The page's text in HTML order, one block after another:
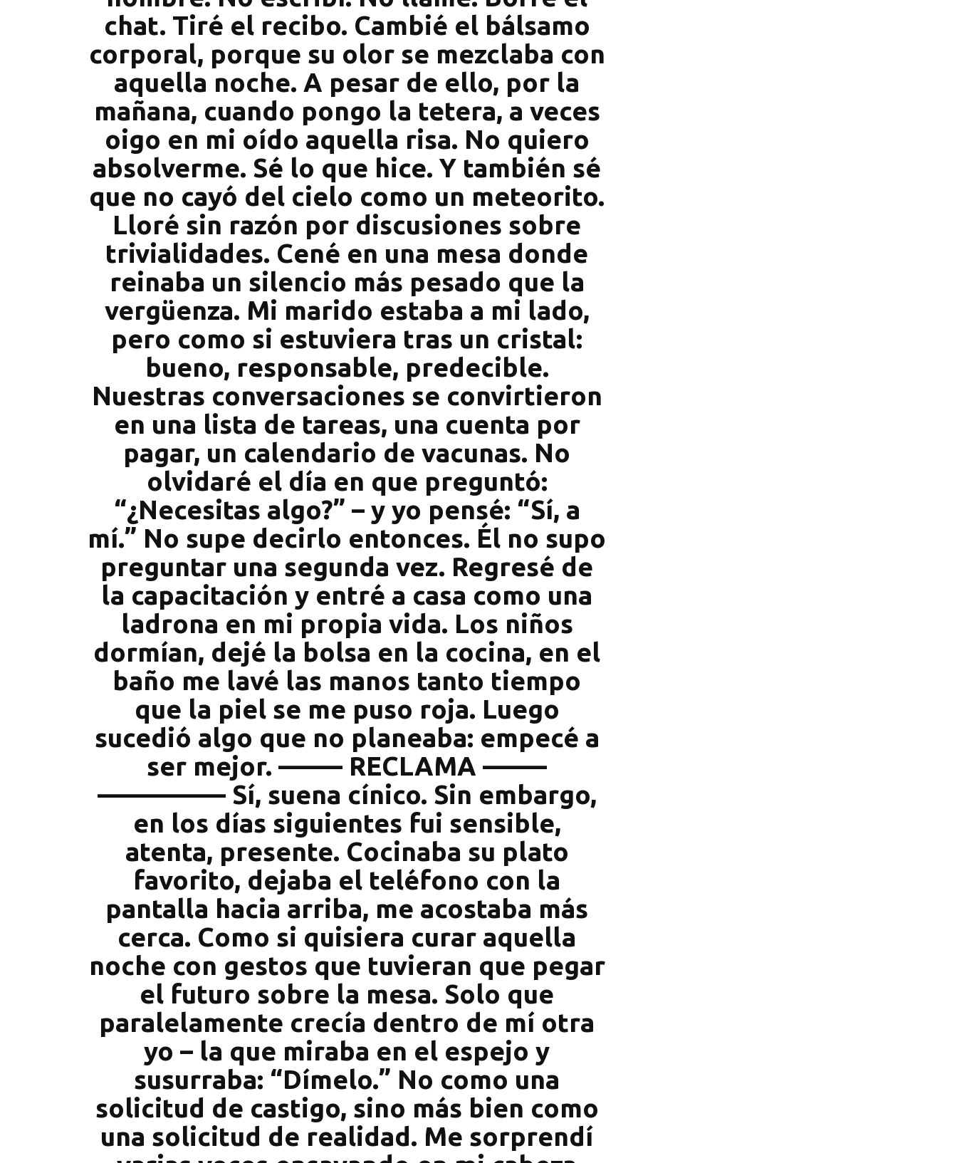
chat. Tiré el recibo. Cambié el bálsamo
corporal, porque su olor se mezclaba con
aquella noche. A pesar de ello, por la
mañana, cuando pongo la tetera, a veces
oigo en mi oído aquella risa. No quiero
absolverme. Sé lo que hice. Y también sé
que no cayó del cielo como un meteorito.
Lloré sin razón por discusiones sobre
trivialidades. Cené en una mesa donde
reinaba un silencio más pesado que la
vergüenza. Mi marido estaba a mi lado,
pero como si estuviera tras un cristal:
bueno, responsable, predecible.
Nuestras conversaciones se convirtieron
en una lista de tareas, una cuenta por
pagar, un calendario de vacunas. No
olvidaré el día en que preguntó:
“¿Necesitas algo?” – y yo pensé: “Sí, a
mí.” No supe decirlo entonces. Él no supo
preguntar una segunda vez. Regresé de
la capacitación y entré a casa como una
ladrona en mi propia vida. Los niños
dormían, dejé la bolsa en la cocina, en el
baño me lavé las manos tanto tiempo
que la piel se me puso roja. Luego
sucedió algo que no planeaba: empecé a
ser mejor. ––––– RECLAMA –––––
–––––––––– Sí, suena cínico. Sin embargo,
en los días siguientes fui sensible,
atenta, presente. Cocinaba su plato
favorito, dejaba el teléfono con la
pantalla hacia arriba, me acostaba más
cerca. Como si quisiera curar aquella
noche con gestos que tuvieran que pegar
el futuro sobre la mesa. Solo que
paralelamente crecía dentro de mí otra
yo – la que miraba en el espejo y
susurraba: “Dímelo.” No como una
solicitud de castigo, sino más bien como
una solicitud de realidad. Me sorprendí